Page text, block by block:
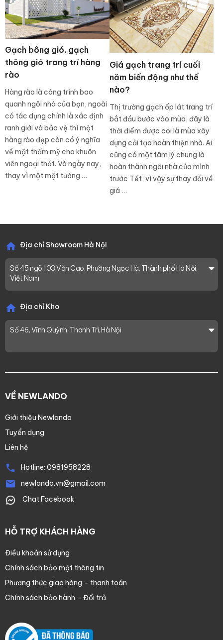
Gạch bông gió, gạch
thông gió trang trí hàng
rào
Hàng rào là công trình bao
quanh ngôi nhà của bạn, ngoài
có tác dụng chính là xác định
ranh giới và bảo vệ thì một
hàng rào đẹp còn có ý nghĩa
về mặt thẩm mỹ cho khuôn
viên ngoại thất. Và ngày nay,
thay vì một mặt tường …
Giá gạch trang trí cuối
năm biến động như thế
nào?
Thị trường gạch ốp lát trang trí
bắt đầu bước vào mùa, đây là
thời điểm được coi là mùa xây
dựng cải tạo hoàn thiện nhà. Ai
cũng có một tâm lý chung là
hoàn thành ngôi nhà của mình
trước Tết, vì vậy sự thay đổi về
giá …
Địa chỉ Showroom Hà Nội
Số 45 ngõ 103 Văn Cao, Phường Ngọc Hà, Thành phố Hà Nội,
Việt Nam
Địa chỉ Kho
Số 46, Vĩnh Quỳnh, Thanh Trì, Hà Nội
VỀ NEWLANDO
Giới thiệu Newlando
Tuyển dụng
Liên hệ
Hotline: 0981958228
newlando.vn@gmail.com
Chat Facebook
HỖ TRỢ KHÁCH HÀNG
Điều khoản sử dụng
Chính sách bảo mật thông tin
Phương thức giao hàng – thanh toán
Chính sách bảo hành – Đổi trả